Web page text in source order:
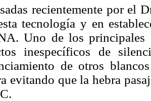
recientemente por el
tecnología y en
Uno de los principales
inespecíficos de
de otros
evitando que la hebra